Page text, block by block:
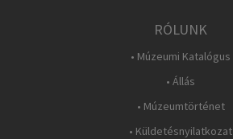
RÓLUNK
• Múzeumi Katalógus
• Állás
• Múzeumtörténet
• Küldetésnyilatkozat